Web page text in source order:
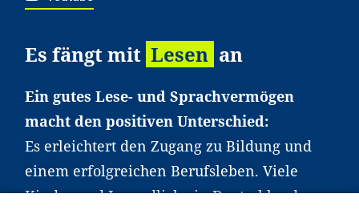
Es fängt mit Lesen an
Ein gutes Lese- und Sprachvermögen
macht den positiven Unterschied:
Es erleichtert den Zugang zu Bildung und
einem erfolgreichen Berufsleben. Viele
Kinder und Jugendliche in Deutschland